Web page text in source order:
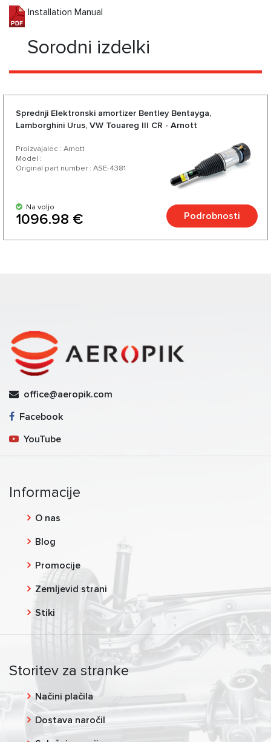
Installation Manual
Sorodni izdelki
Sprednji Elektronski amortizer Bentley Bentayga,
Lamborghini Urus, VW Touareg III CR - Arnott
Proizvajalec : Arnott
Model :
Original part number : ASE-4381
Na voljo
1096.98 € Podrobnosti
office@aeropik.com
Facebook
YouTube
Informacije
O nas
Blog
Promocije
Zemljevid strani
Stiki
Storitev za stranke
Načini plačila
Dostava naročil